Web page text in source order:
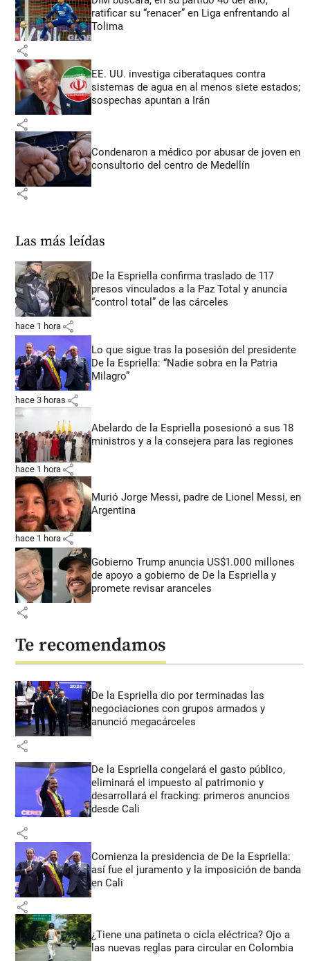
ratificar su “renacer” en Liga enfrentando al
Tolima
share
EE. UU. investiga ciberataques contra
sistemas de agua en al menos siete estados;
sospechas apuntan a Irán
share
Condenaron a médico por abusar de joven en
consultorio del centro de Medellín
share
Las más leídas
De la Espriella confirma traslado de 117
presos vinculados a la Paz Total y anuncia
“control total” de las cárceles
hace 1 hora share
Lo que sigue tras la posesión del presidente
De la Espriella: “Nadie sobra en la Patria
Milagro”
hace 3 horas share
Abelardo de la Espriella posesionó a sus 18
ministros y a la consejera para las regiones
hace 1 hora share
Murió Jorge Messi, padre de Lionel Messi, en
Argentina
hace 1 hora share
Gobierno Trump anuncia US$1.000 millones
de apoyo a gobierno de De la Espriella y
promete revisar aranceles
share
Te recomendamos
De la Espriella dio por terminadas las
negociaciones con grupos armados y
anunció megacárceles
share
De la Espriella congelará el gasto público,
eliminará el impuesto al patrimonio y
desarrollará el fracking: primeros anuncios
desde Cali
share
Comienza la presidencia de De la Espriella:
así fue el juramento y la imposición de banda
en Cali
share
¿Tiene una patineta o cicla eléctrica? Ojo a
las nuevas reglas para circular en Colombia